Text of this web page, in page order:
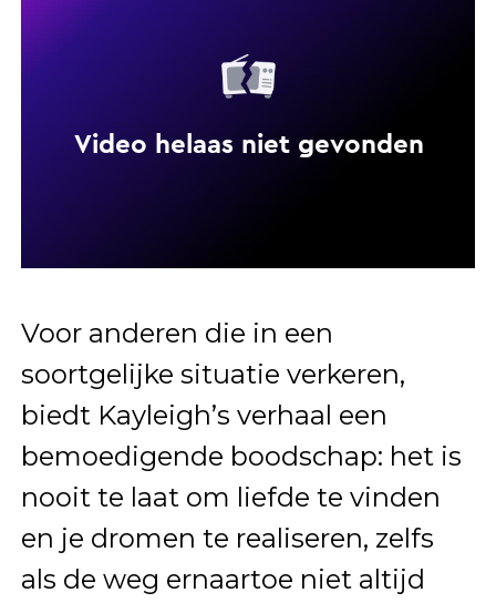
Voor anderen die in een
soortgelijke situatie verkeren,
biedt Kayleigh’s verhaal een
bemoedigende boodschap: het is
nooit te laat om liefde te vinden
en je dromen te realiseren, zelfs
als de weg ernaartoe niet altijd